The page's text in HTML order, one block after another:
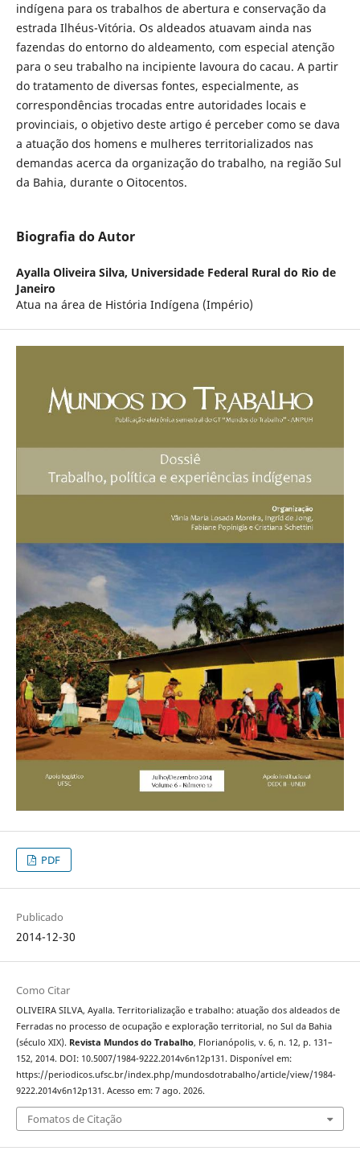
indígena para os trabalhos de abertura e conservação da
estrada Ilhéus-Vitória. Os aldeados atuavam ainda nas
fazendas do entorno do aldeamento, com especial atenção
para o seu trabalho na incipiente lavoura do cacau. A partir
do tratamento de diversas fontes, especialmente, as
correspondências trocadas entre autoridades locais e
provinciais, o objetivo deste artigo é perceber como se dava
a atuação dos homens e mulheres territorializados nas
demandas acerca da organização do trabalho, na região Sul
da Bahia, durante o Oitocentos.
Biografia do Autor
Ayalla Oliveira Silva, Universidade Federal Rural do Rio de
Janeiro
Atua na área de História Indígena (Império)
PDF
Publicado
2014-12-30
Como Citar
OLIVEIRA SILVA, Ayalla. Territorialização e trabalho: atuação dos aldeados de
Ferradas no processo de ocupação e exploração territorial, no Sul da Bahia
(século XIX). Revista Mundos do Trabalho, Florianópolis, v. 6, n. 12, p. 131–
152, 2014. DOI: 10.5007/1984-9222.2014v6n12p131. Disponível em:
https://periodicos.ufsc.br/index.php/mundosdotrabalho/article/view/1984-
9222.2014v6n12p131. Acesso em: 7 ago. 2026.
Fomatos de Citação